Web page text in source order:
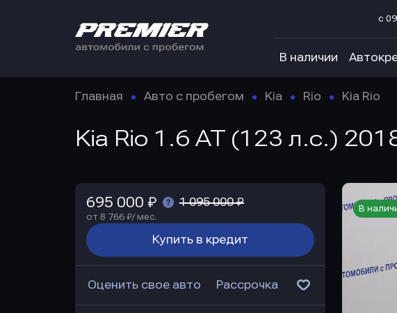
с
В наличии
Главная Авто с пробегом Kia Rio Kia Rio
Kia Rio 1.6 AT (123 л.с.)
В
695 000 ₽ 1 095 000 ₽
от 8 766 ₽/ мес.
Купить в кредит
Оценить свое авто Рассрочка